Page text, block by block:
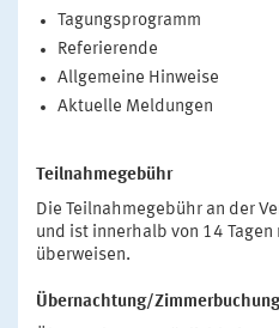
Tagungsprogramm
Referierende
Allgemeine Hinweise
Aktuelle Meldungen
Teilnahmegebühr
Die Teilnahmegebühr an der
und ist innerhalb von 14
überweisen.
Übernachtung/Zimmerbuchung